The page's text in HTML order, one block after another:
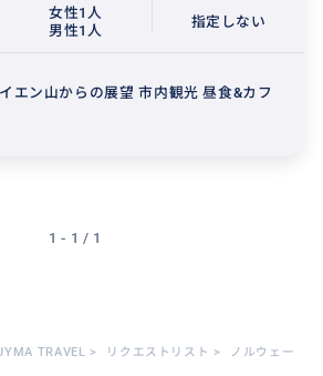
女性1人
男性1人
指定しない
エン山からの展望 市内観光 昼食&カフ
1 - 1 / 1
TRAVEL > リクエストリスト > ノルウェー